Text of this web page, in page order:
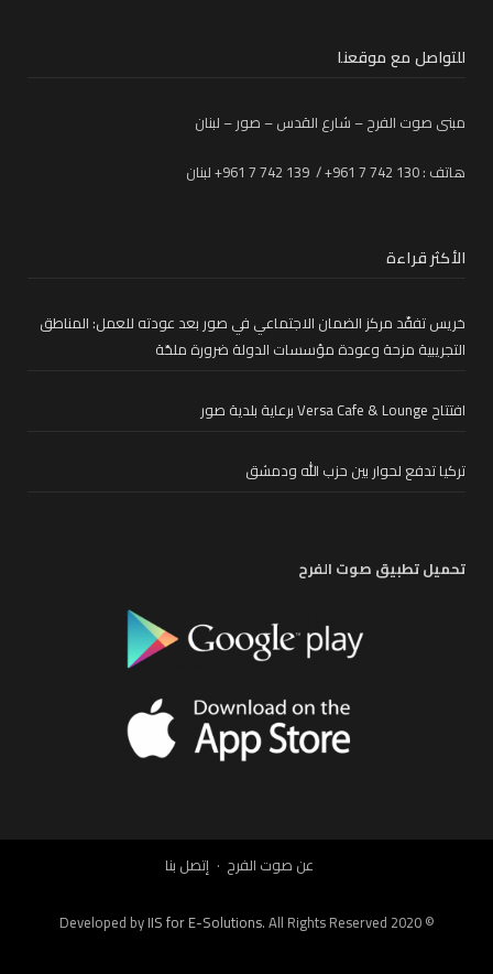
للتواصل مع موقعنا
مبنى صوت الفرح – شارع القدس – صور – لبنان
هاتف : 130 742 7 961+ / 139 742 7 961+ لبنان
الأكثر قراءة
خريس تفقّد مركز الضمان الاجتماعي في صور بعد عودته للعمل: المناطق
التجريبية مزحة وعودة مؤسسات الدولة ضرورة ملحّة
افتتاح Versa Cafe & Lounge برعاية بلدية صور
تركيا تدفع لحوار بين حزب الله ودمشق
تحميل تطبيق صوت الفرح
عن صوت الفرح إتصل بنا
© Developed by
IIS for E-Solutions. All Rights Reserved 2020